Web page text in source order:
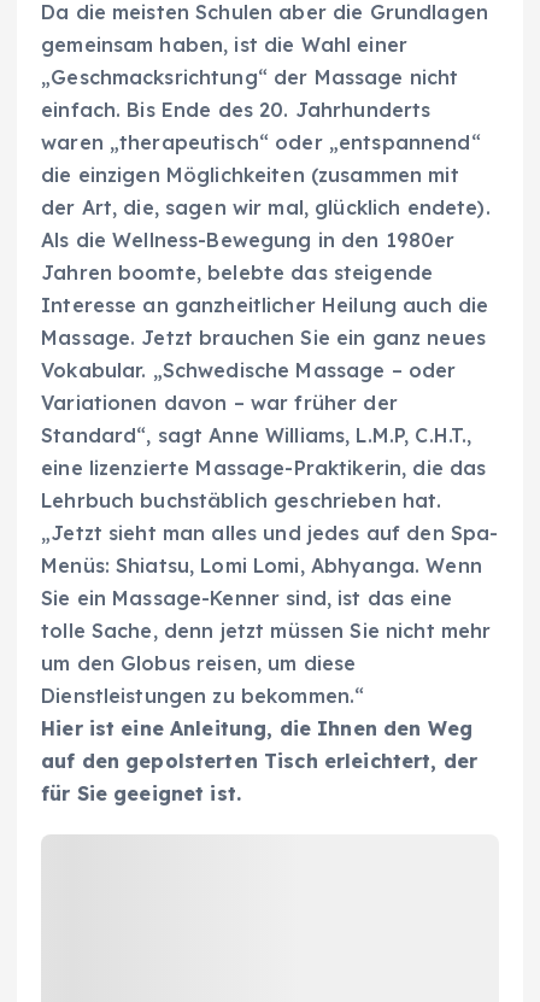
Da die meisten Schulen aber die Grundlagen
gemeinsam haben, ist die Wahl einer
„Geschmacksrichtung“ der Massage nicht
einfach. Bis Ende des 20. Jahrhunderts
waren „therapeutisch“ oder „entspannend“
die einzigen Möglichkeiten (zusammen mit
der Art, die, sagen wir mal, glücklich endete).
Als die Wellness-Bewegung in den 1980er
Jahren boomte, belebte das steigende
Interesse an ganzheitlicher Heilung auch die
Massage. Jetzt brauchen Sie ein ganz neues
Vokabular. „Schwedische Massage – oder
Variationen davon – war früher der
Standard“, sagt Anne Williams, L.M.P, C.H.T.,
eine lizenzierte Massage-Praktikerin, die das
Lehrbuch buchstäblich geschrieben hat.
„Jetzt sieht man alles und jedes auf den Spa-
Menüs: Shiatsu, Lomi Lomi, Abhyanga. Wenn
Sie ein Massage-Kenner sind, ist das eine
tolle Sache, denn jetzt müssen Sie nicht mehr
um den Globus reisen, um diese
Dienstleistungen zu bekommen.“
Hier ist eine Anleitung, die Ihnen den Weg
auf den gepolsterten Tisch erleichtert, der
für Sie geeignet ist.